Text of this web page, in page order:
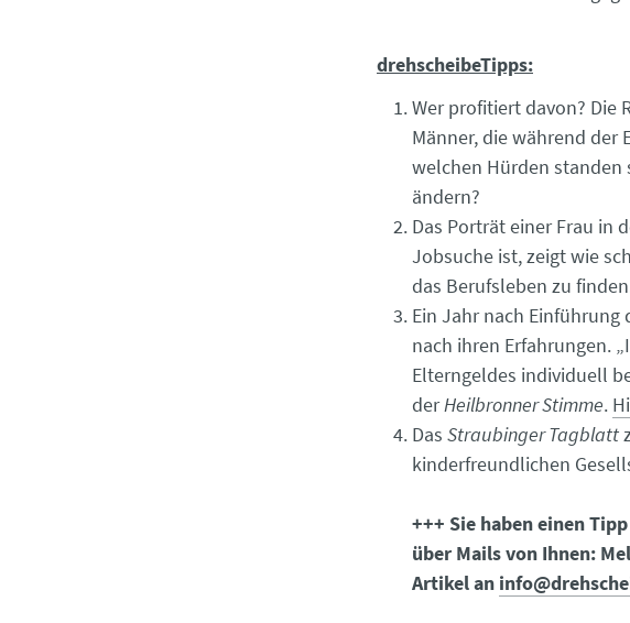
drehscheibeTipps:
Wer profitiert davon? Die
Männer, die während der
welchen Hürden standen
ändern?
Das Porträt einer Frau in
Jobsuche ist, zeigt wie
das Berufsleben zu
Ein Jahr nach Einführung
nach ihren Erfahrungen.
Elterngeldes individuell
derHeilbronner Stimme.
Das Straubinger Tagblatt
kinderfreundlichen
+++ Sie haben einen
über Mails von Ihnen:
Artikel an